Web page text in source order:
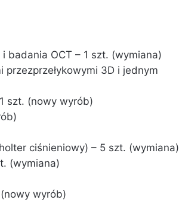
badania OCT – 1 szt. (wymiana)
3D i jednym
szt. (nowy wyrób)
ciśnieniowy) – 5 szt. (wymiana)
(wymiana)
wyrób)